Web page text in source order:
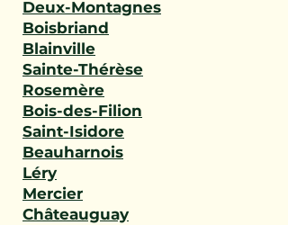
Deux-Montagnes
Boisbriand
Blainville
Sainte-Thérèse
Rosemère
Bois-des-Filion
Saint-Isidore
Beauharnois
Léry
Mercier
Châteauguay